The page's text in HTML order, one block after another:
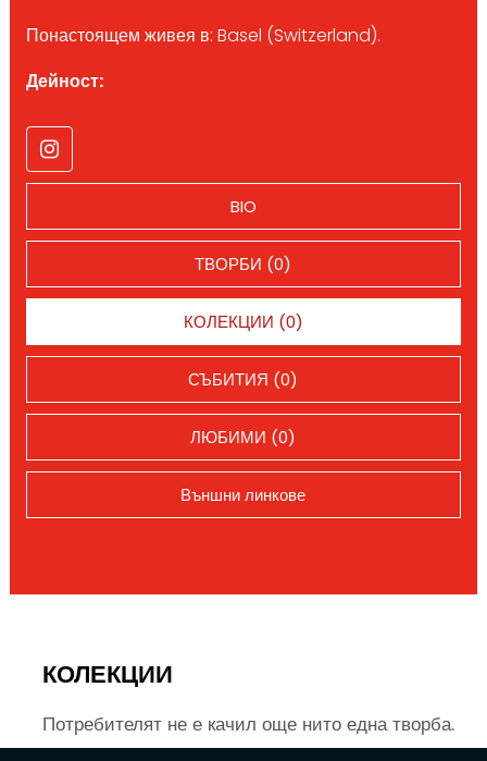
Понастоящем живея в: Basel (Switzerland).
Дейност:
BIO
ТВОРБИ (0)
КОЛЕКЦИИ (0)
СЪБИТИЯ (0)
ЛЮБИМИ (0)
Външни линкове
КОЛЕКЦИИ
Потребителят не е качил още нито една творба.